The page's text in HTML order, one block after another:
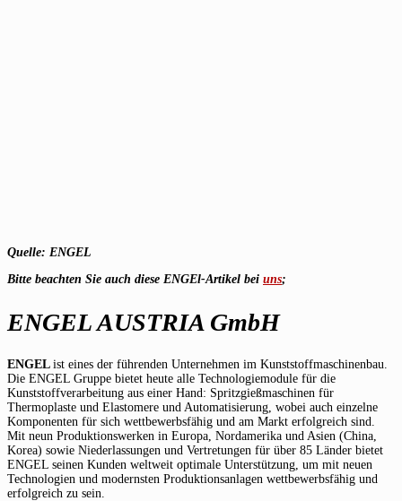
Quelle: ENGEL
Bitte beachten Sie auch diese ENGEl-Artikel bei uns;
ENGEL AUSTRIA GmbH
ENGEL ist eines der führenden Unternehmen im Kunststoffmaschinenbau.
Die ENGEL Gruppe bietet heute alle Technologiemodule für die
Kunststoffverarbeitung aus einer Hand: Spritzgießmaschinen für
Thermoplaste und Elastomere und Automatisierung, wobei auch einzelne
Komponenten für sich wettbewerbsfähig und am Markt erfolgreich sind.
Mit neun Produktionswerken in Europa, Nordamerika und Asien (China,
Korea) sowie Niederlassungen und Vertretungen für über 85 Länder bietet
ENGEL seinen Kunden weltweit optimale Unterstützung, um mit neuen
Technologien und modernsten Produktionsanlagen wettbewerbsfähig und
erfolgreich zu sein.